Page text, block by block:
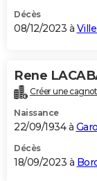
Décès
08/12/2023 à
Rene
Créer une
Naissance
22/09/1934 à
Décès
18/09/2023 à